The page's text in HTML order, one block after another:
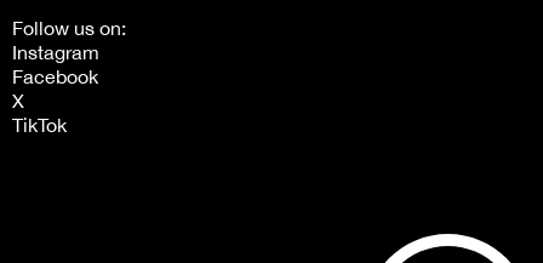
Follow us on:
Instagram
Facebook
X
TikTok